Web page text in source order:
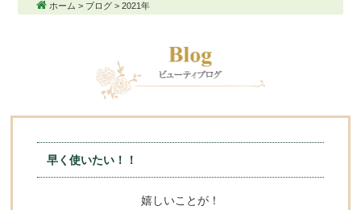
ホーム > ブログ> 2021年
早く使いたい！！
嬉しいことが！